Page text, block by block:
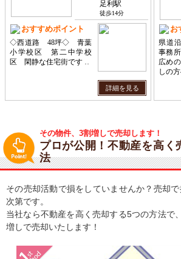
その物件、3割増しで売却します！
プロが公開！不動産を高く
法
その売却活動で損をしていませんか？売却
次第です。
当社なら不動産を高く売却する5つの方法で
増しで売却いたします！